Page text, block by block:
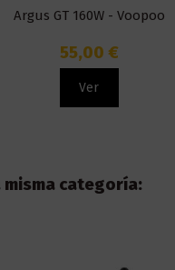
Argus GT 160W - Voopoo
55,00 €
categoría: